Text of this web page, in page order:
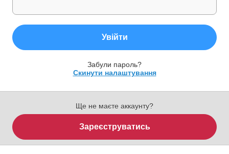
Увійти
Забули пароль?
Скинути налаштування
Ще не маєте аккаунту?
Зареєструватись